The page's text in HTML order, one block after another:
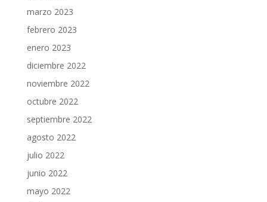
marzo 2023
febrero 2023
enero 2023
diciembre 2022
noviembre 2022
octubre 2022
septiembre 2022
agosto 2022
julio 2022
junio 2022
mayo 2022